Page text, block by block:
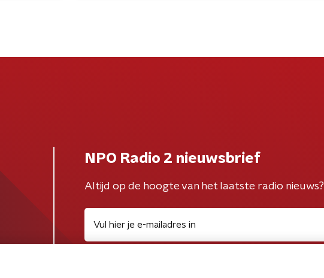
NPO Radio 2 nieuwsbrief
Altijd op de hoogte van het laatste radio nieuws?